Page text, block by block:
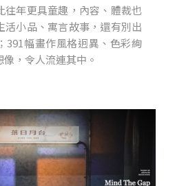
往年更具童趣，內容、體裁也
活小品、寓言故事，還有別出
391幅畫作風格迥異、色彩絢
，令人流連其中。